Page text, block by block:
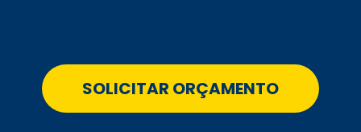
SOLICITAR ORÇAMENTO